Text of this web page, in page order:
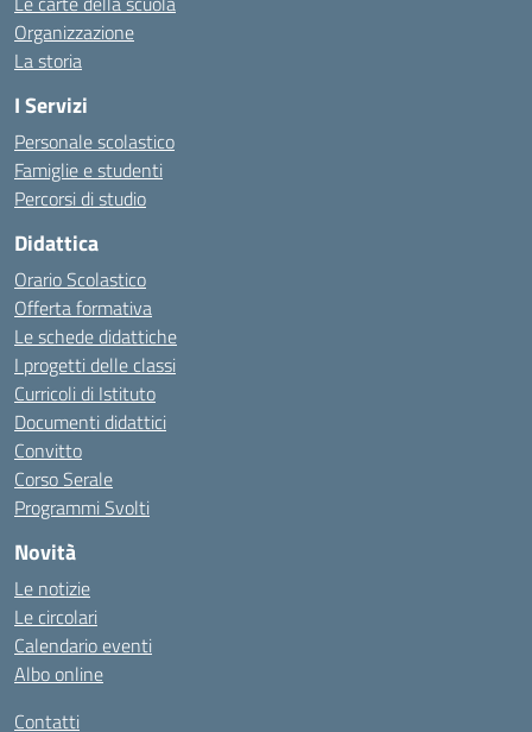
Organizzazione
La storia
I Servizi
Personale scolastico
Famiglie e studenti
Percorsi di studio
Didattica
Orario Scolastico
Offerta formativa
Le schede didattiche
I progetti delle classi
Curricoli di Istituto
Documenti didattici
Convitto
Corso Serale
Programmi Svolti
Novità
Le notizie
Le circolari
Calendario eventi
Albo online
Contatti